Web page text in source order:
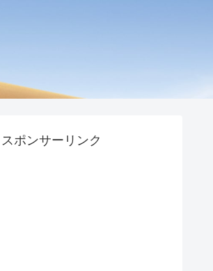
スポンサーリンク